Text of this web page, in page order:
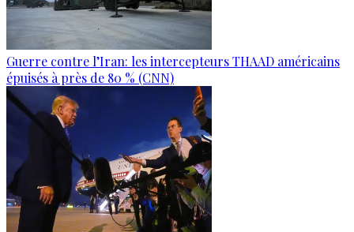
Guerre contre l’Iran: les intercepteurs THAAD américains
épuisés à près de 80 % (CNN)